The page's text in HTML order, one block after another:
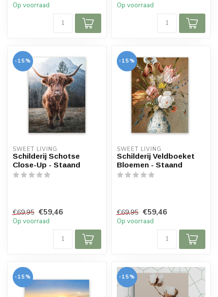
Op voorraad Op voorraad
-15%
SWEET LIVING
Schilderij Schotse
Close-Up - Staand
€69,95 €59,46
Op voorraad
-15%
SWEET LIVING
Schilderij Veldboeket
Bloemen - Staand
€69,95 €59,46
Op voorraad
-15% -15%